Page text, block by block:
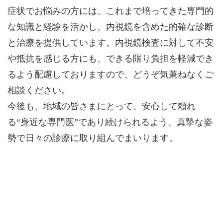
症状でお悩みの方には、これまで培ってきた専門的
な知識と経験を活かし、内視鏡を含めた的確な診断
と治療を提供しています。内視鏡検査に対して不安
や抵抗を感じる方にも、できる限り負担を軽減でき
るよう配慮しておりますので、どうぞ気兼ねなくご
相談ください。
今後も、地域の皆さまにとって、安心して頼れ
る“身近な専門医”であり続けられるよう、真摯な姿
勢で日々の診療に取り組んでまいります。